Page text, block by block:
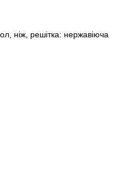
ніж, решітка: нержавіюча